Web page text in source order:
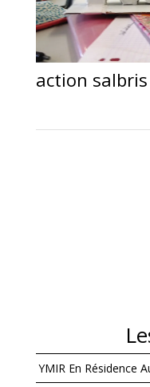
action
YMIR En Résidence